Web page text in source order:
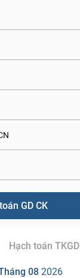
GD CK
Hạch toán TKGD
08 2026